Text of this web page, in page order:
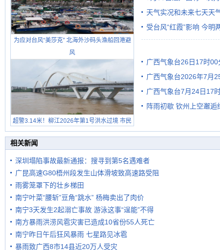
为应对台风“美莎克” 北海外沙码头渔船回港避
风
超警3.14米！柳江2026年第1号洪水过境 市民
在堤岸见证汛况
天气实况和未来七天天
受台风“红霞”影响 今明
广西气象台26日17时
广西气象台2026年7月
级预警
广西气象台7月24日17
阵雨初歇 钦州上空邂逅
相关新闻
深圳塌陷事故最新通报：搜寻到第5名遇难者
广昆高速G80梧州段发生山体滑坡致高速路受阻
雨雾笼罩下的壮乡梯田
南宁叶菜“腰斩”豆角“跳水” 杨梅卖出了肉价
南宁3天发生2起溺亡事故 游泳这事“逞能”不得
南方暴雨洪涝风雹灾害已造成10省份55人死亡
南宁昨日午后狂风暴雨 七星路见冰雹
暴雨致广西8市14县近20万人受灾